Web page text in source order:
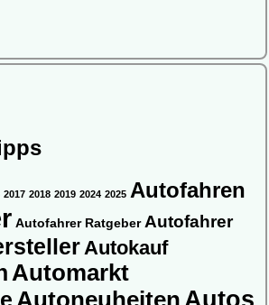
2017 2018 2019 2024 2025 Autofahren
Autofahrer Ratgeber Autofahrer
Autokauf
Automarkt
Autoneuheiten Autos